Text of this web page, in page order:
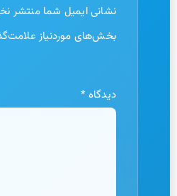
نشانی ایمیل شما منتشر
بخش‌های موردنیاز
دیدگاه *